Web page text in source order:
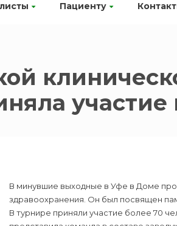
Пациенту
В минувшие выходные в Уфе в Доме
здравоохранения. Он был посвящен
В турнире приняли участие более 70